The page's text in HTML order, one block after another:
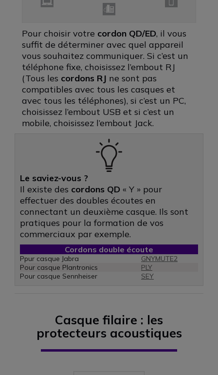
Pour choisir votre cordon QD/ED, il vous
suffit de déterminer avec quel appareil
vous souhaitez communiquer. Si c’est un
téléphone fixe, choisissez l’embout RJ
(Tous les cordons RJ ne sont pas
compatibles avec tous les casques et
avec tous les téléphones), si c’est un PC,
choisissez l’embout USB et si c’est un
mobile, choisissez l’embout Jack.
Le saviez-vous ?
Il existe des cordons QD « Y » pour
effectuer des doubles écoutes en
connectant un deuxième casque. Ils sont
pratiques pour la formation de vos
commerciaux par exemple.
Cordons double écoute
Ppur casque Jabra
GNYMUTE2
Pour casque Plantronics
PLY
Pour casque Sennheiser
SEY
Casque filaire : les
protecteurs acoustiques